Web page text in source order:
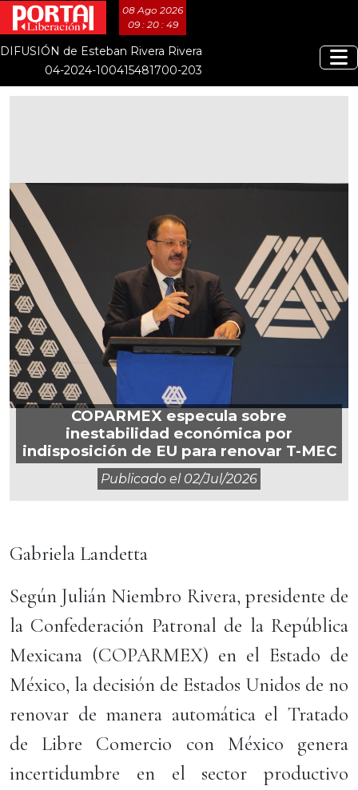
08 Ago 2026
09 : 20 : 50
DIFUSIÓN de Esteban Rivera Rivera
04-2024-100415481700-203
COPARMEX especula sobre
inestabilidad económica por
indisposición de EU para renovar T-MEC
Publicado el 02/jul/2026
Gabriela Landetta
Según Julián Niembro Rivera, presidente de
la Confederación Patronal de la República
Mexicana (COPARMEX) en el Estado de
México, la decisión de Estados Unidos de no
renovar de manera automática el Tratado
de Libre Comercio con México genera
incertidumbre en el sector productivo